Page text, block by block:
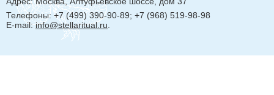
Телефоны: +7 (499) 390-90-89; +7 (968) 519-98-98
E-mail:info@stellaritual.ru